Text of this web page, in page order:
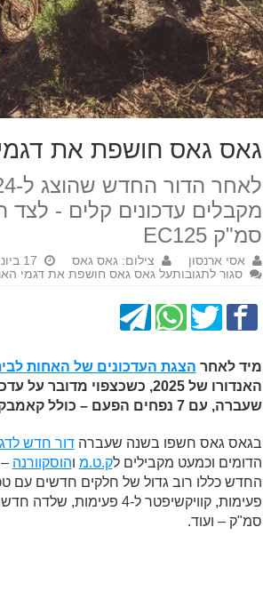
גאס גאס חושפת את דגמי
סמ"ק EC125
אסי ארנסון צילום: גאס גאס 17 ביוני 2024
סגור לתגובותעל גאס גאס חושפת את דגמי
מיד לאחר הצגת העדכונים של האחות
האנדורו של 2025, כשכצפוי
שעברה, עם 7 נפחים הפעם – כולל קאמבק ל-EC125 הדו-פעימתי.
בגאס גאס חשפו בשנה שעברהדור חדש
הדומים וכמעט מקבילים לק.ט.מ והוסקוורנה
סמ"ק – ועוד.